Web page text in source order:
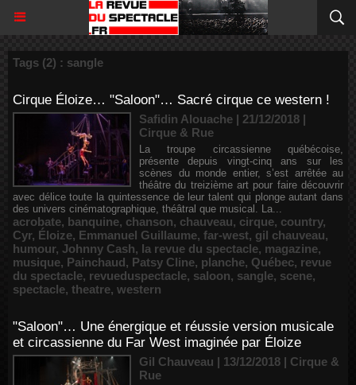
Tags (2) : sangle
Cirque Éloize… "Saloon"… Sacré cirque ce western !
Safidin Alouache | 21/12/2018 |
Cirque & Rue
La troupe circassienne québécoise,
présente depuis vingt-cinq ans sur les
scènes du monde entier, s’est arrêtée au
théâtre du treizième art pour faire découvrir
avec délice toute la quintessence de leur talent qui plonge autant dans
des univers cinématographique, théâtral que musical. La...
acrobate, banquine, chanson, chauveau, cirque, country,
Cyr, Éloize, Emmanuel Guillaume, far-west, gil chauveau,
humour, Johnny Cash, la revue du spectacle, magazine,
musique, Painchaud, Patsy Cline, planche, Québec, revue
du spectacle, revueduspectacle, saloon, sangle, scene,
spectacle, theatre, western
"Saloon"… Une énergique et réussie version musicale
et circassienne du Far West imaginée par Éloize
Gil Chauveau | 13/12/2018 | Cirque &
Rue